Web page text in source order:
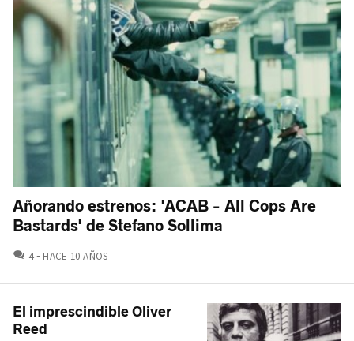
Añorando estrenos: 'ACAB - All Cops Are
Bastards' de Stefano Sollima
4 COMENTARIOS
HACE 10 AÑOS
El imprescindible Oliver
Reed